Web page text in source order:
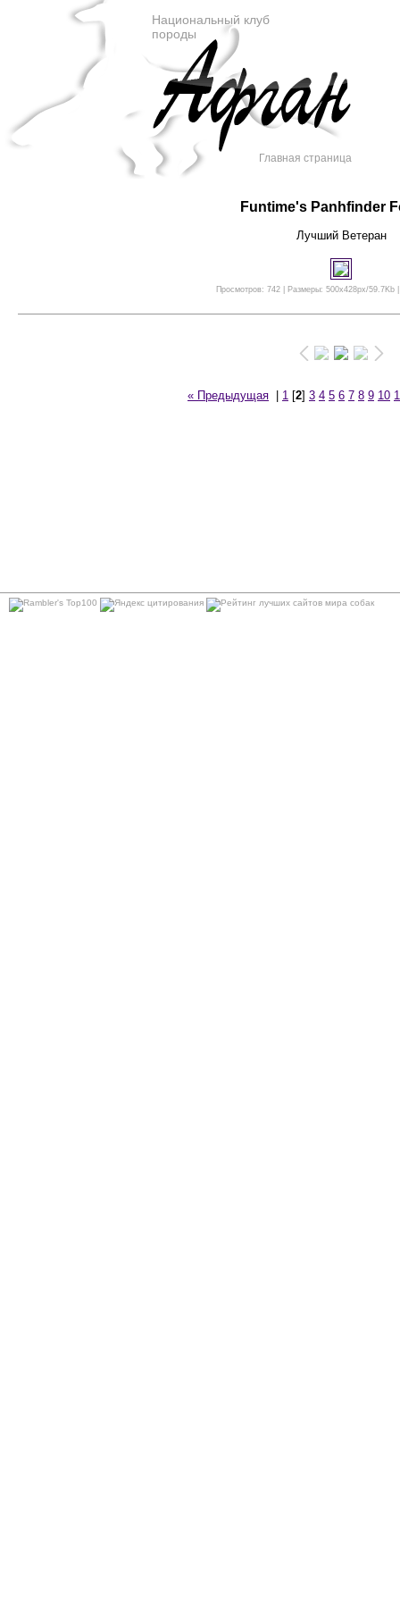
Национальный клуб
породы
Главная страница
Funtime's Panhfinder
Лучший Ветеран
Просмотров: 742 | Размеры: 500x428px/59.7Kb
« Предыдущая 1 [2] 3 4 5 6 7 8 9 10